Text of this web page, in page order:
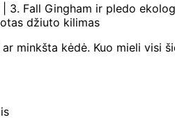
3. Fall Gingham ir pledo
džiuto kilimas
kėdė. Kuo mieli visi